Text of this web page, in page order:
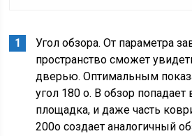
Угол обзора. От параметра
пространство сможет
дверью. Оптимальным
угол 180 о. В обзор попадает
площадка, и даже часть
200о создает аналогичный